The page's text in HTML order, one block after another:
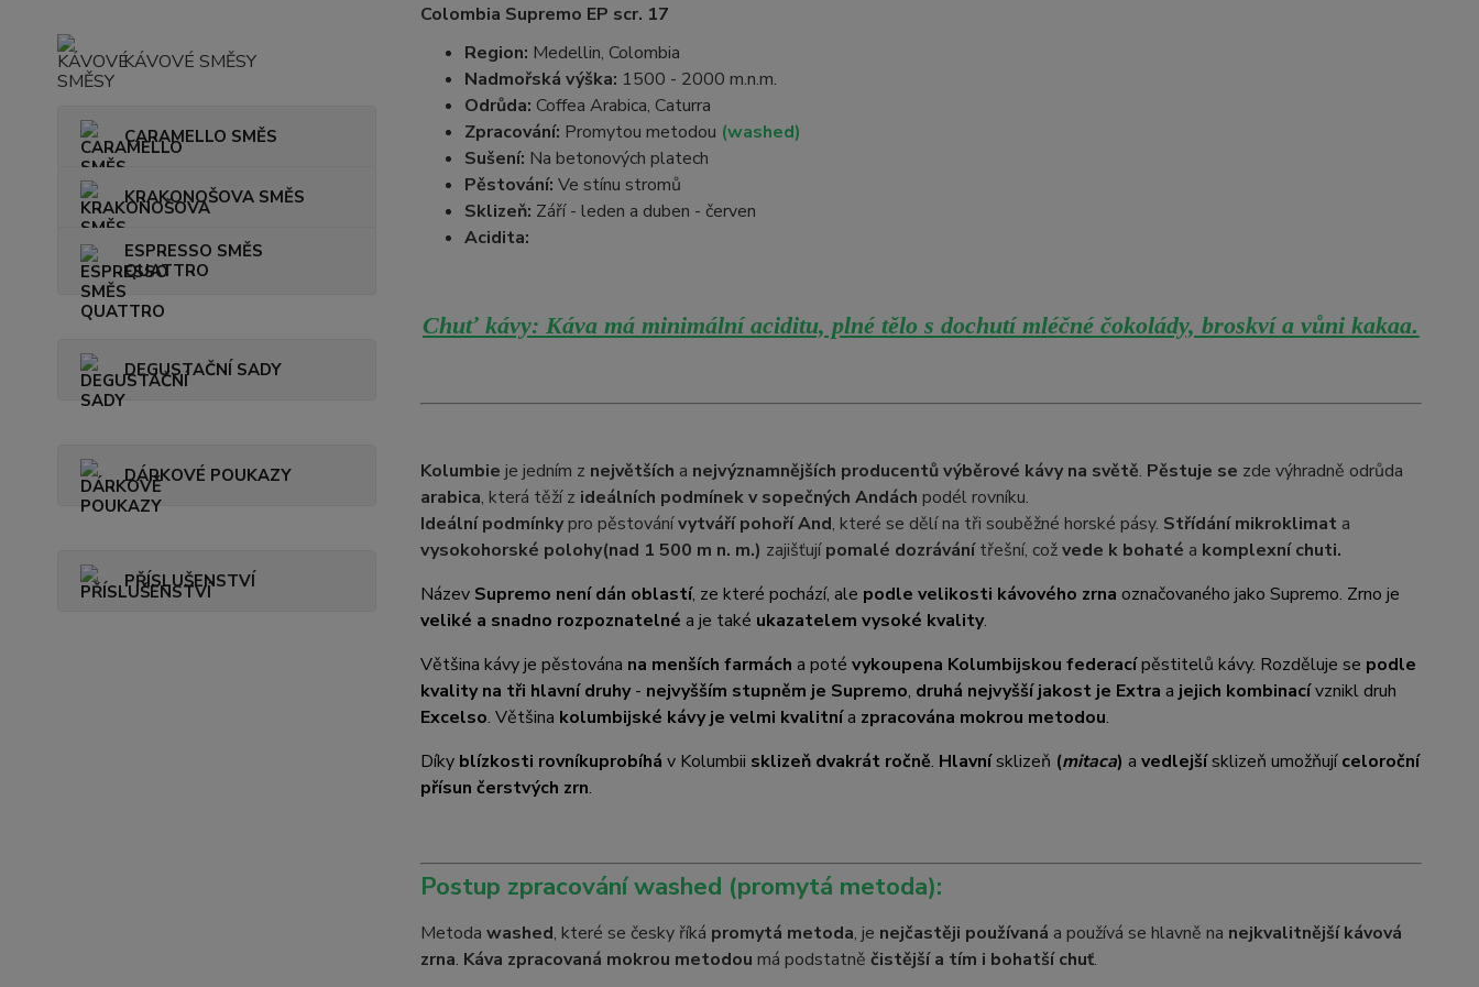
KÁVOVÉ SMĚSY
CARAMELLO SMĚS
KRAKONOŠOVA SMĚS
ESPRESSO SMĚS
QUATTRO
DEGUSTAČNÍ SADY
DÁRKOVÉ POUKAZY
PŘÍSLUŠENSTVÍ
Colombia Supremo EP scr. 17
Region: Medellin, Colombia
Nadmořská výška: 1500 - 2000 m.n.m.
Odrůda: Coffea Arabica, Caturra
Zpracování: Promytou metodou (washed)
Sušení: Na betonových platech
Pěstování: Ve stínu stromů
Sklizeň: Září - leden a duben - červen
Acidita:
Chuť kávy: Káva má minimální aciditu, plné tělo s dochutí mléčné čokolády, broskví a vůni kakaa.
Kolumbie je jedním z největších a nejvýznamnějších producentů výběrové kávy na světě. Pěstuje se zde výhradně odrůda
arabica, která těží z ideálních podmínek v sopečných Andách podél rovníku.
Ideální podmínkypro pěstovánívytváří pohoří And, které se dělí na tři souběžné horské pásy. Střídání mikroklimat a
vysokohorské polohy(nad 1 500 m n. m.) zajišťujípomalé dozrávánítřešní, cožvede k bohaté a komplexní chuti.
Název Supremo není dán oblastí, ze které pochází, ale podle velikosti kávového zrna označovaného jako Supremo. Zrno je
veliké a snadno rozpoznatelné a je také ukazatelem vysoké kvality.
Většina kávy je pěstována na menších farmách a poté vykoupena Kolumbijskou federacípěstitelů kávy. Rozděluje se podle
kvality na tři hlavní druhy- nejvyšším stupněm je Supremo, druhá nejvyšší jakost je Extra a jejich kombinacívznikl druh
Excelso. Většina kolumbijské kávy je velmi kvalitnía zpracována mokrou metodou.
Díky blízkosti rovníkuprobíhá v Kolumbii sklizeň dvakrát ročně. Hlavnísklizeň (mitaca) a vedlejšísklizeň umožňujíceloroční
přísun čerstvých zrn.
Postup zpracování washed (promytá metoda):
Metoda washed, které se česky říká promytá metoda, je nejčastěji používaná a používá se hlavně na nejkvalitnější kávová
zrna. Káva zpracovaná mokrou metodou má podstatně čistější a tím i bohatší chuť.